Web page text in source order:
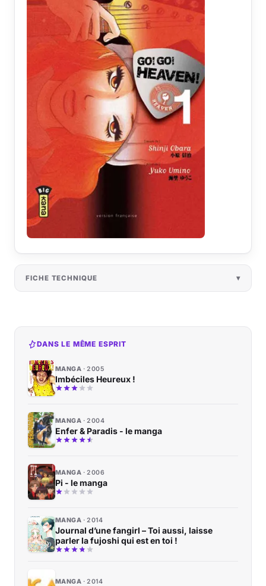
FICHE TECHNIQUE
DANS LE MÊME ESPRIT
MANGA 2005
Imbéciles Heureux !
MANGA 2004
Enfer & Paradis - le manga
MANGA 2006
Pi - le manga
MANGA 2014
Journal d’une fangirl – Toi aussi, laisse
parler la fujoshi qui est en toi !
MANGA 2014